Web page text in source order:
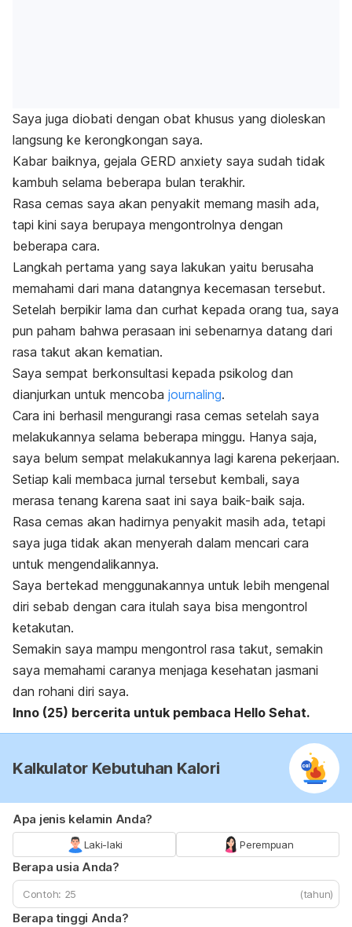
Saya juga diobati dengan obat khusus yang dioleskan
langsung ke kerongkongan saya.
Kabar baiknya, gejala GERD anxiety saya sudah tidak
kambuh selama beberapa bulan terakhir.
Rasa cemas saya akan penyakit memang masih ada,
tapi kini saya berupaya mengontrolnya dengan
beberapa cara.
Langkah pertama yang saya lakukan yaitu berusaha
memahami dari mana datangnya kecemasan tersebut.
Setelah berpikir lama dan curhat kepada orang tua, saya
pun paham bahwa perasaan ini sebenarnya datang dari
rasa takut akan kematian.
Saya sempat berkonsultasi kepada psikolog dan
dianjurkan untuk mencoba journaling.
Cara ini berhasil mengurangi rasa cemas setelah saya
melakukannya selama beberapa minggu. Hanya saja,
saya belum sempat melakukannya lagi karena pekerjaan.
Setiap kali membaca jurnal tersebut kembali, saya
merasa tenang karena saat ini saya baik-baik saja.
Rasa cemas akan hadirnya penyakit masih ada, tetapi
saya juga tidak akan menyerah dalam mencari cara
untuk mengendalikannya.
Saya bertekad menggunakannya untuk lebih mengenal
diri sebab dengan cara itulah saya bisa mengontrol
ketakutan.
Semakin saya mampu mengontrol rasa takut, semakin
saya memahami caranya menjaga kesehatan jasmani
dan rohani diri saya.
Inno (25) bercerita untuk pembaca Hello Sehat.
Kalkulator Kebutuhan Kalori
Apa jenis kelamin Anda?
Laki-laki Perempuan
Berapa usia Anda?
(tahun)
Berapa tinggi Anda?